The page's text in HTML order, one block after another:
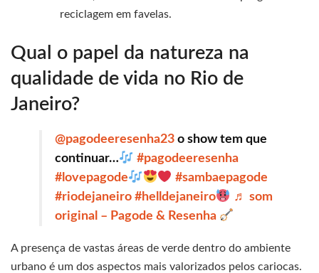
reciclagem em favelas.
Qual o papel da natureza na
qualidade de vida no Rio de
Janeiro?
@pagodeeresenha23 o show tem que
continuar…
#pagodeeresenha
#lovepagode
#sambaepagode
#riodejaneiro #helldejaneiro
♬ som
original – Pagode & Resenha
A presença de vastas áreas de verde dentro do ambiente
urbano é um dos aspectos mais valorizados pelos cariocas.